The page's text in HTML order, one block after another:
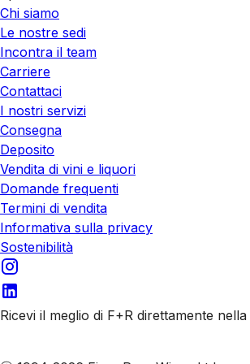
Chi siamo
Le nostre sedi
Incontra il team
Carriere
Contattaci
I nostri servizi
Consegna
Deposito
Vendita di vini e liquori
Domande frequenti
Termini di vendita
Informativa sulla privacy
Sostenibilità
Ricevi il meglio di F+R direttamente